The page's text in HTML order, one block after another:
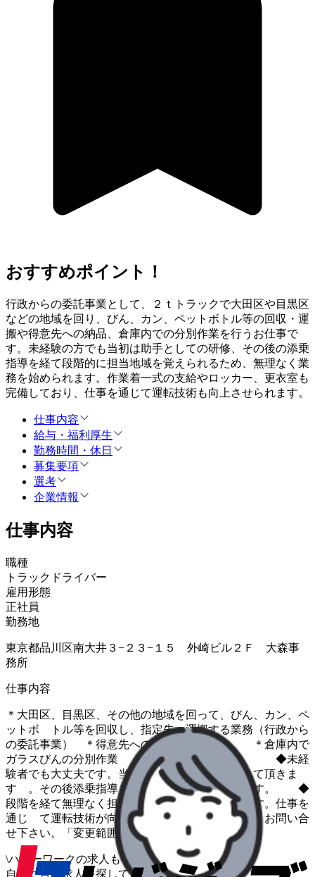
おすすめポイント！
行政からの委託事業として、２ｔトラックで大田区や目黒区
などの地域を回り、びん、カン、ペットボトル等の回収・運
搬や得意先への納品、倉庫内での分別作業を行うお仕事で
す。未経験の方でも当初は助手としての研修、その後の添乗
指導を経て段階的に担当地域を覚えられるため、無理なく業
務を始められます。作業着一式の支給やロッカー、更衣室も
完備しており、仕事を通じて運転技術も向上させられます。
仕事内容
給与・福利厚生
勤務時間・休日
募集要項
選考
企業情報
仕事内容
職種
トラックドライバー
雇用形態
正社員
勤務地
東京都品川区南大井３−２３−１５ 外崎ビル２Ｆ 大森事
務所
仕事内容
＊大田区、目黒区、その他の地域を回って、びん、カン、ペ
ットボ トル等を回収し、指定先へ運搬する業務（行政から
の委託事業） ＊得意先へのビン等の納品 ＊倉庫内で
ガラスびんの分別作業 ◆未経
験者でも大丈夫です。当初は助手として研修をして頂きま
す 。その後添乗指導を経て現場に配属となります。 ◆
段階を経て無理なく担当地域を覚える事ができます。仕事を
通じ て運転技術が向上します。 ◆お気軽に、お問い合
せ下さい。「変更範囲：会社の定める業務」
\ハローワークの求人も一括管理
自分に合う求人を探してもらう/